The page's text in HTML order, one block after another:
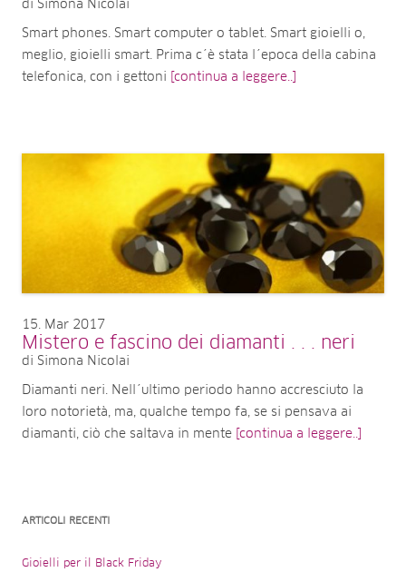
di Simona Nicolai
Smart phones. Smart computer o tablet. Smart gioielli o,
meglio, gioielli smart. Prima c´è stata l´epoca della cabina
telefonica, con i gettoni
[continua a leggere..]
15 Mar 2017
Mistero e fascino dei diamanti . . . neri
di Simona Nicolai
Diamanti neri. Nell´ultimo periodo hanno accresciuto la
loro notorietà, ma, qualche tempo fa, se si pensava ai
diamanti, ciò che saltava in mente [continua a leggere..]
ARTICOLI RECENTI
Gioielli per il Black Friday